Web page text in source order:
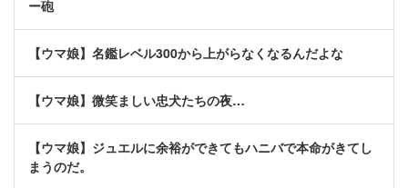
ー砲
【ウマ娘】名鑑レベル300から上がらなくなるんだよな
【ウマ娘】微笑ましい忠犬たちの夜…
【ウマ娘】ジュエルに余裕ができてもハニバで本命がきてし
まうのだ。